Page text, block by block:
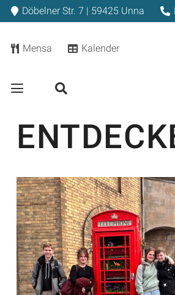
Döbelner Str. 7 | 59425 Unna
Mensa Kalender